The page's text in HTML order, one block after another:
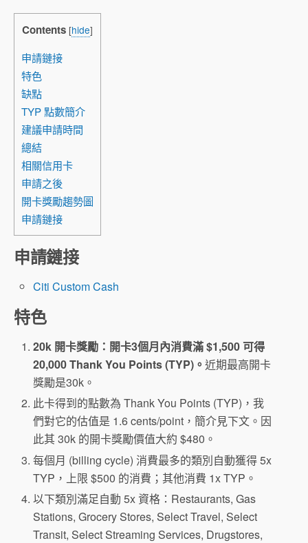
Contents [hide]
申請鏈接
特色
缺點
TYP 點數簡介
建議申請時間
總結
相關信用卡
申請之後
開卡獎勵趨勢圖
申請鏈接
申請鏈接
Citi Custom Cash
特色
20k 開卡獎勵：開卡3個月內消費滿 $1,500 可得
20,000 Thank You Points (TYP)。近期最高開卡
獎勵是30k。
此卡得到的點數為 Thank You Points (TYP)，我
們對它的估值是 1.6 cents/point，簡介見下文。因
此其 30k 的開卡獎勵價值大約 $480。
每個月 (billing cycle) 消費最多的類別自動獲得 5x
TYP，上限 $500 的消費；其他消費 1x TYP。
以下類別滿足自動 5x 資格：Restaurants, Gas
Stations, Grocery Stores, Select Travel, Select
Transit, Select Streaming Services, Drugstores,